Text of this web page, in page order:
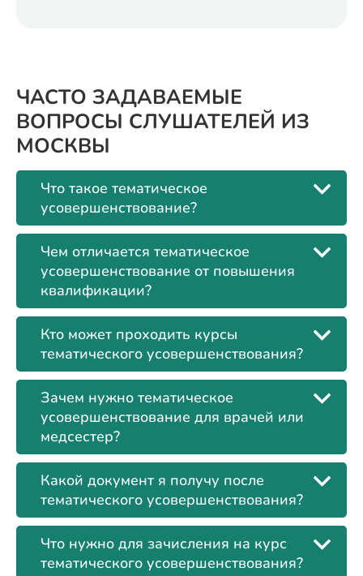
ЧАСТО ЗАДАВАЕМЫЕ
ВОПРОСЫ СЛУШАТЕЛЕЙ ИЗ
МОСКВЫ
Что такое тематическое
усовершенствование?
Чем отличается тематическое
усовершенствование от повышения
квалификации?
Кто может проходить курсы
тематического усовершенствования?
Зачем нужно тематическое
усовершенствование для врачей или
медсестер?
Какой документ я получу после
тематического усовершенствования?
Что нужно для зачисления на курс
тематического усовершенствования?